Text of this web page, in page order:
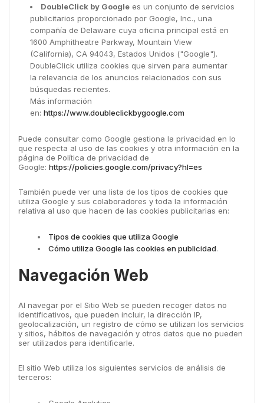
DoubleClick by Googlees un conjunto de servicios
publicitarios proporcionado por Google, Inc., una
compañía de Delaware cuya oficina principal está en
1600 Amphitheatre Parkway, Mountain View
(California), CA 94043, Estados Unidos ("Google").
DoubleClick utiliza cookies que sirven para aumentar
la relevancia de los anuncios relacionados con sus
búsquedas recientes.
Más información
en: https://www.doubleclickbygoogle.com
Puede consultar como Google gestiona la privacidad en lo
que respecta al uso de las cookies y otra información en la
página de Política de privacidad de
Google: https://policies.google.com/privacy?hl=es
También puede ver una lista de los tipos de cookies que
utiliza Google y sus colaboradores y toda la información
relativa al uso que hacen de las cookies publicitarias en:
Tipos de cookies que utiliza Google
Cómo utiliza Google las cookies en publicidad.
Navegación Web
Al navegar por el Sitio Web se pueden recoger datos no
identificativos, que pueden incluir, la dirección IP,
geolocalización, un registro de cómo se utilizan los servicios
y sitios, hábitos de navegación y otros datos que no pueden
ser utilizados para identificarle.
El sitio Web utiliza los siguientes servicios de análisis de
terceros: